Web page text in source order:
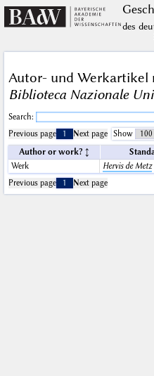
des
Autor- und Werkartikel
Biblioteca Nazionale
Search:
Previous page
1 Next page Show
Author or work?
Werk
Hervis de Metz
Previous page
1 Next page